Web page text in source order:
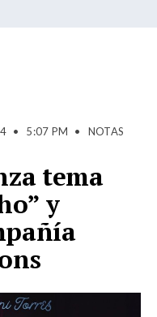
• 5:07 PM • NOTAS
tema
y